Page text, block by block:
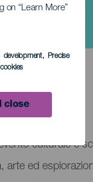
on “Learn More”
development, Precise
close
culturale e
arte ed